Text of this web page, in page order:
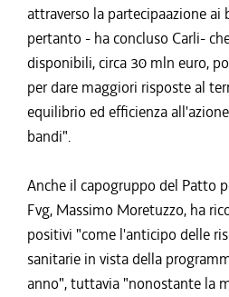
attraverso la partecipaazione ai
pertanto - ha concluso Carli-
disponibili, circa 30 mln euro,
per dare maggiori risposte al
equilibrio ed efficienza
bandi".
Anche il capogruppo del Patto
Fvg, Massimo Moretuzzo, ha
positivi "come l'anticipo delle
sanitarie in vista della
anno", tuttavia "nonostante la